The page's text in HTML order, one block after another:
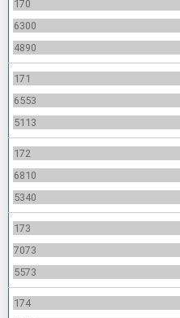
170
6300
4890
171
6553
5113
172
6810
5340
173
7073
5573
174